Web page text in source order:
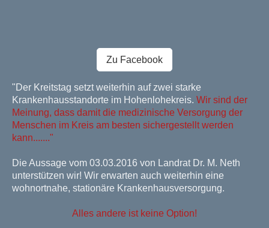
Zu Facebook
"Der Kreitstag setzt weiterhin auf zwei starke
Krankenhausstandorte im Hohenlohekreis. Wir sind der
Meinung, dass damit die medizinische Versorgung der
Menschen im Kreis am besten sichergestellt werden
kann......."
Die Aussage vom 03.03.2016 von Landrat Dr. M. Neth
unterstützen wir! Wir erwarten auch weiterhin eine
wohnortnahe, stationäre Krankenhausversorgung.
Alles andere ist keine Option!